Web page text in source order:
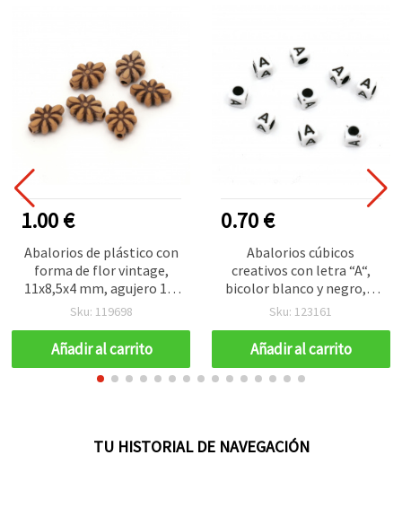
1.00 €
Abalorios de plástico con
forma de flor vintage,
11x8,5x4 mm, agujero 1,5
mm, marrón, 50 g (~225
Sku: 119698
Añadir al carrito
0.70 €
Abalorios cúbicos
creativos con letra “A“,
bicolor blanco y negro, 6
mm, agujero 4 mm, 20 g
para manualidades DIY y
diseños personalizados
Sku: 123161
Añadir al carrito
TU HISTORIAL DE NAVEGACIÓN